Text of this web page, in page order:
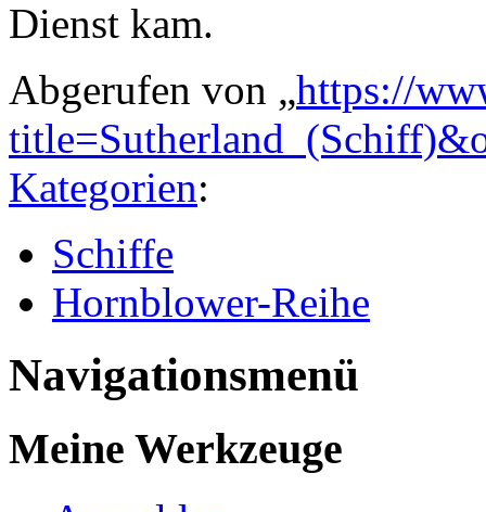
Dienst kam.
Abgerufen von „https://
Kategorien:
Schiffe
Hornblower-Reihe
Navigationsmenü
Meine Werkzeuge